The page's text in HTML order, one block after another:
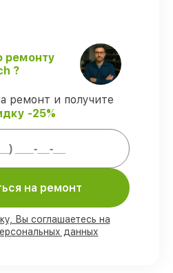
ремонта – на все
для
Infratech
длительная гарантия.
проводятся в
Infratech готовы к
мастерских в Казани,
ремонту
?
ремонт и получите
-25%
на ремонт
Вы соглашаетесь на
данных